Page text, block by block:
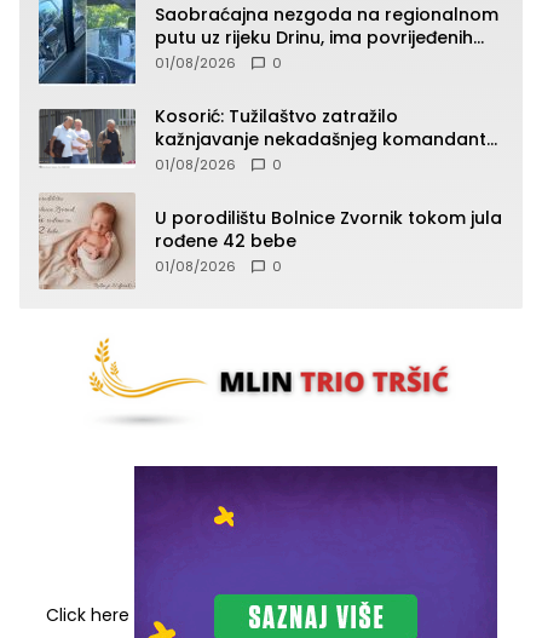
Saobraćajna nezgoda na regionalnom
putu uz rijeku Drinu, ima povrijeđenih
lica (FOTO)
01/08/2026 0
Kosorić: Tužilaštvo zatražilo
kažnjavanje nekadašnjeg komandanta
Vlaseničke brigade
01/08/2026 0
U porodilištu Bolnice Zvornik tokom jula
rođene 42 bebe
01/08/2026 0
Click here